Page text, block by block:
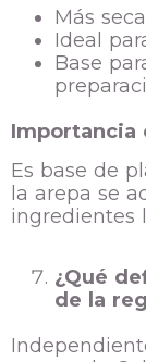
Más
Ideal
Base
Importancia
Es base de
la arepa se
ingredientes
¿Qué
de la